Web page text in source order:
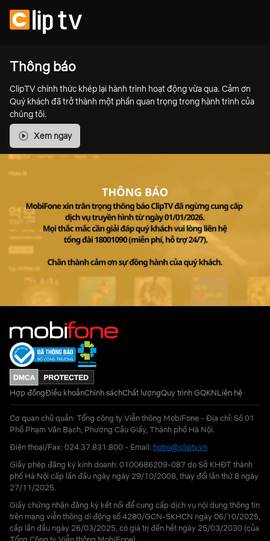
Thông báo
ClipTV chính thức khép lại hành trình hoạt động vừa qua. Cảm ơn
Quý khách đã trở thành một phần quan trọng trong hành trình của
chúng tôi.
Xem ngay
Hợp đồngĐiều khoảnChính sáchChất lượngQuy trình GQKNLiên hệ
Cơ quan chủ quản: Tổng công ty Viễn thông MobiFone - Địa chỉ: Số 01
Phố Phạm Văn Bạch, Phường Cầu Giấy, Thành phố Hà Nội.
Điện thoại/Fax: 024.37.831.800 - Email: hotro@cliptv.vn
Giấy phép đăng ký kinh doanh: 0100686209-087 do Sở KHĐT thành
phố Hà Nội cấp lần đầu ngày ngày 29/10/2008, thay đổi lần thứ 8 ngày
27/11/2025.
Giấy chứng nhận đăng ký kết nối để cung cấp dịch vụ nội dung thông tin
trên mạng viễn thông di động số 4280/GCN-SKHCN ngày 06/10/2025,
cấp lần đầu ngày 26/03/2025, có giá trị đến hết ngày 25/03/2030 (của